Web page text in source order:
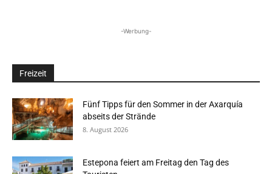
-Werbung-
Freizeit
Fünf Tipps für den Sommer in der Axarquía
abseits der Strände
8. August 2026
Estepona feiert am Freitag den Tag des